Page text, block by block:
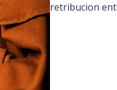
retribucion